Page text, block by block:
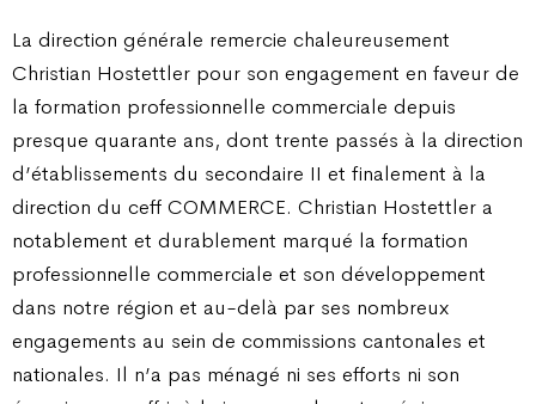
La direction générale remercie chaleureusement
Christian Hostettler pour son engagement en faveur de
la formation professionnelle commerciale depuis
presque quarante ans, dont trente passés à la direction
d’établissements du secondaire II et finalement à la
direction du ceff COMMERCE. Christian Hostettler a
notablement et durablement marqué la formation
professionnelle commerciale et son développement
dans notre région et au-delà par ses nombreux
engagements au sein de commissions cantonales et
nationales. Il n’a pas ménagé ni ses efforts ni son